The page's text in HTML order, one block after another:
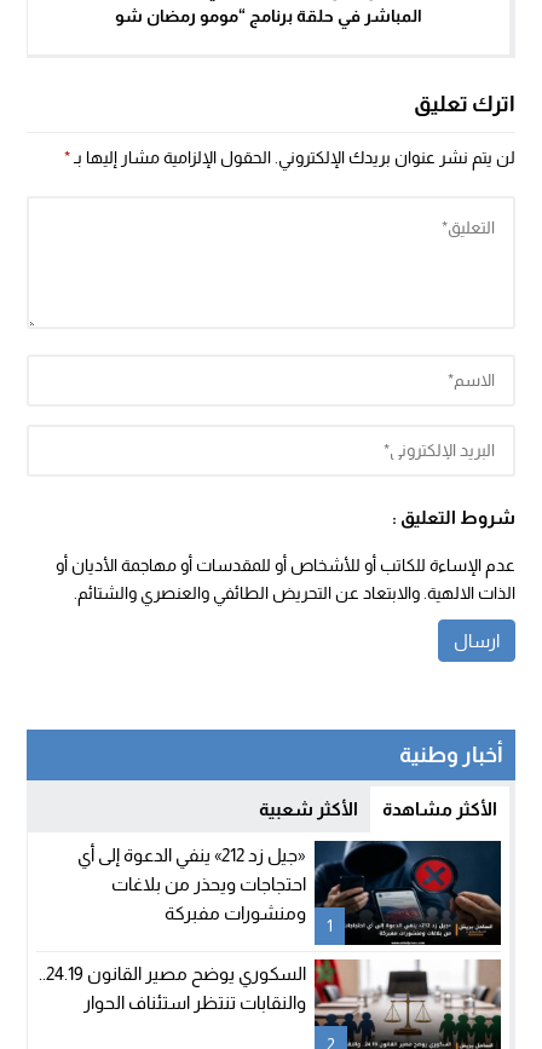
المباشر في حلقة برنامج “مومو رمضان شو
اترك تعليق
لن يتم نشر عنوان بريدك الإلكتروني. الحقول الإلزامية مشار إليها بـ*
شروط التعليق :
عدم الإساءة للكاتب أو للأشخاص أو للمقدسات أو مهاجمة الأديان أو
الذات الالهية. والابتعاد عن التحريض الطائفي والعنصري والشتائم.
أخبار وطنية
الأكثر مشاهدة الأكثر شعبية
1
«جيل زد 212» ينفي الدعوة إلى أي
احتجاجات ويحذر من بلاغات
ومنشورات مفبركة
2
والنقابات تنتظر استئناف الحوار